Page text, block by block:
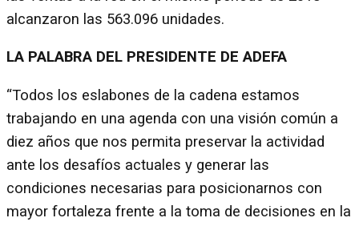
alcanzaron las 563.096 unidades.
LA PALABRA DEL PRESIDENTE DE ADEFA
“Todos los eslabones de la cadena estamos
trabajando en una agenda con una visión común a
diez años que nos permita preservar la actividad
ante los desafíos actuales y generar las
condiciones necesarias para posicionarnos con
mayor fortaleza frente a la toma de decisiones en la